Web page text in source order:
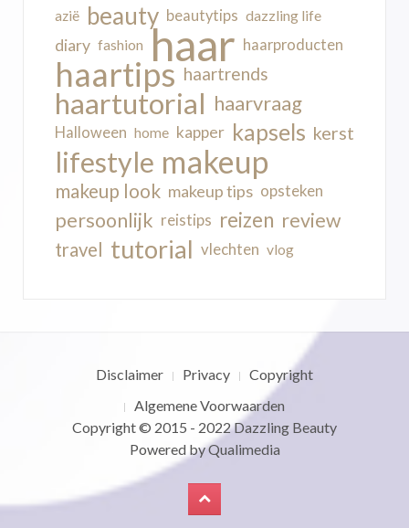
azië beauty beautytips dazzling life
diary fashion haar haarproducten
haartips haartrends
haartutorial haarvraag
Halloween home kapper kapsels kerst
lifestyle makeup
makeup look makeup tips opsteken
persoonlijk reistips reizen review
travel tutorial vlechten vlog
Disclaimer Privacy
Copyright
Algemene Voorwaarden
Copyright © 2015 - 2022Dazzling Beauty
Powered byQualimedia